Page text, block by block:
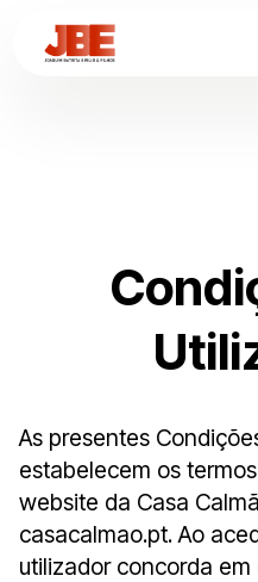
As presentes
estabelecem os
website da Casa
casacalmao.pt. Ao
utilizador concorda